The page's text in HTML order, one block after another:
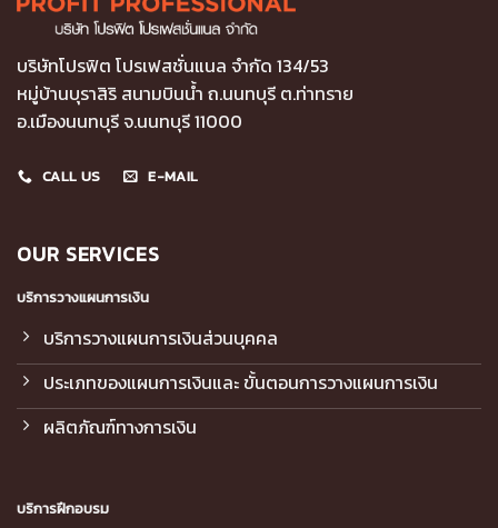
บริษัทโปรฟิต โปรเฟสชั่นแนล จำกัด 134/53
หมู่บ้านบุราสิริ สนามบินน้ำ ถ.นนทบุรี ต.ท่าทราย
อ.เมืองนนทบุรี จ.นนทบุรี 11000
CALL US E-MAIL
OUR SERVICES
บริการวางแผนการเงิน
บริการวางแผนการเงินส่วนบุคคล
ประเภทของแผนการเงินและ ขั้นตอนการวางแผนการเงิน
ผลิตภัณฑ์ทางการเงิน
บริการฝึกอบรม